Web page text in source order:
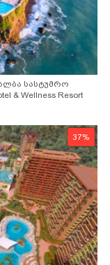
სასტუმრო
& Wellness Resort
37%